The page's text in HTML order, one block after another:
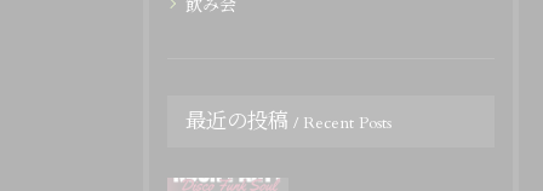
最近の投稿 Recent Posts